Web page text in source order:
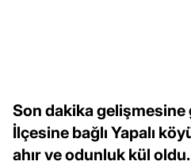
Son dakika gelişmesine
İlçesine bağlı Yapalı
ahır ve odunluk kül oldu.